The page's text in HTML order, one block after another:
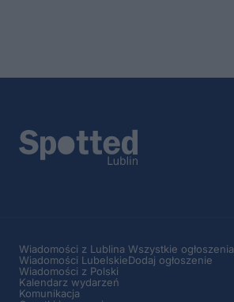
Wiadomości z Lublina
Wiadomości Lubelskie
Wiadomości z Polski
Kalendarz wydarzeń
Komunikacja
Wszystkie ogłoszenia
Dodaj ogłoszenie